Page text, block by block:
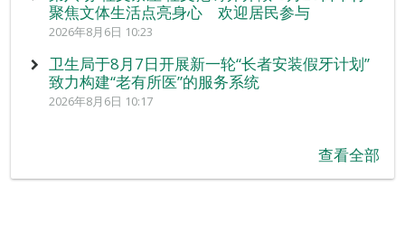
聚焦文体生活点亮身心 欢迎居民参与
2026年8月6日 10:23
卫生局于8月7日开展新一轮“长者安装假牙计划”
致力构建“老有所医”的服务系统
2026年8月6日 10:17
查看全部